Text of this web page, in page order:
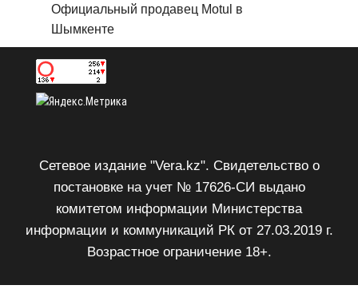
Официальный продавец Motul в
Шымкенте
Сетевое издание "Vera.kz". Свидетельство о
постановке на учет № 17626-СИ выдано
комитетом информации Министерства
информации и коммуникаций РК от 27.03.2019 г.
Возрастное ограничение 18+.